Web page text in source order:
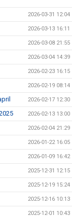
2026-03-31 12:04
2026-03-13 16:11
2026-03-08 21:55
2026-03-04 14:39
2026-02-23 16:15
2026-02-19 08:14
2026-02-17 12:30
2026-02-13 13:00
2026-02-04 21:29
2026-01-22 16:05
2026-01-09 16:42
2025-12-31 12:15
2025-12-19 15:24
2025-12-16 10:13
2025-12-01 10:43